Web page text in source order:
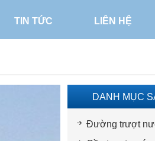
TIN TỨC LIÊN HỆ
DANH MỤC
Đường trượt